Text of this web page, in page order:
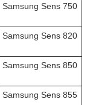
Samsung Sens 750
Samsung Sens 820
Samsung Sens 850
Samsung Sens 855